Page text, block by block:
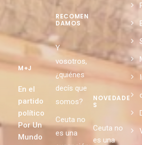
M+J
En el
partido
político
Por Un
Mundo
RECOMEN
DAMOS
Y
vosotros,
¿quiénes
decís que
somos?
Ceuta no
es una
NOVEDADE
S
Ceuta no
es una